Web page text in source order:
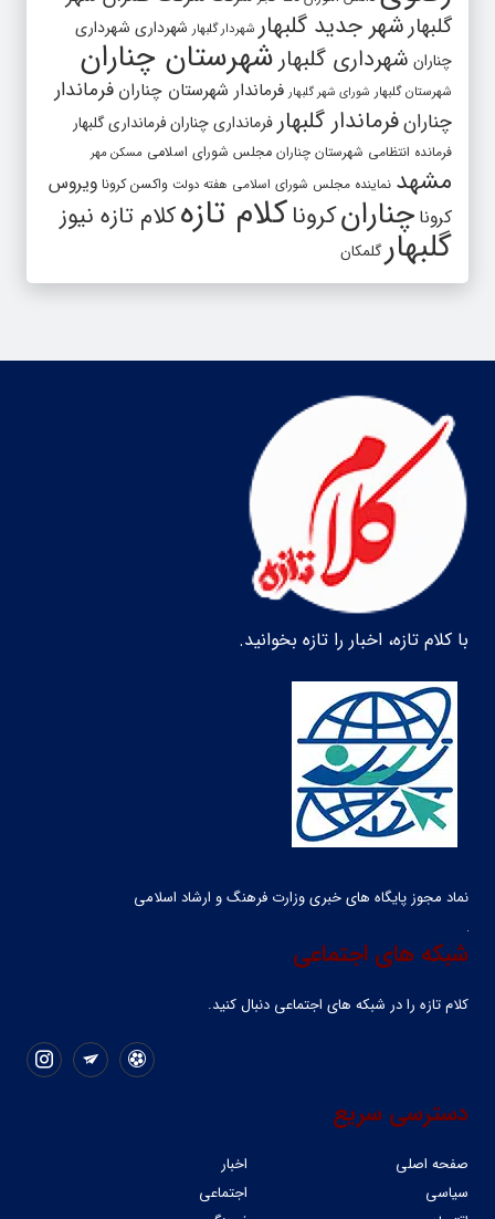
گلبهارشهر جدید گلبهار شهردار گلبهار شهرداری شهرداری
چناران شهرداری گلبهارشهرستان چناران
شهرستان گلبهار شورای شهر گلبهار فرماندار شهرستان چناران فرماندار
چنارانفرماندار گلبهارفرمانداری چنارانفرمانداری گلبهار
فرمانده انتظامی شهرستان چناران مجلس شورای اسلامی مسکن مهر
مشهد نماینده مجلس شورای اسلامی هفته دولت واکسن کرونا ویروس
کرونا چنارانکروناکلام تازهکلام تازه نیوز
گلبهارگلمکان
با کلام تازه، اخبار را تازه بخوانید.
نماد مجوز پایگاه های خبری وزارت فرهنگ و ارشاد اسلامی
شبکه های اجتماعی
کلام تازه را در شبکه ‌های اجتماعی دنبال کنید.
دسترسی سریع
صفحه اصلی
اخبار
سیاسی
اجتماعی